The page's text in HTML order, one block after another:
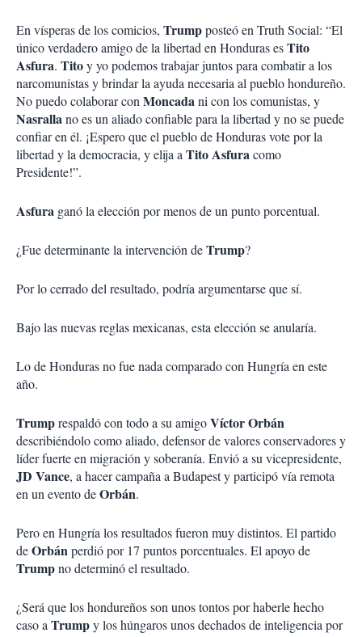
En vísperas de los comicios, Trumpposteó en Truth Social: “El
único verdadero amigo de la libertad en Honduras esTito
Asfura. Titoy yo podemos trabajar juntos para combatir a los
narcomunistas y brindar la ayuda necesaria al pueblo hondureño.
No puedo colaborar con Moncadani con los comunistas, y
Nasrallano es un aliado confiable para la libertad y no se puede
confiar en él. ¡Espero que el pueblo de Honduras vote por la
libertad y la democracia, y elija a Tito Asfuracomo
Presidente!”.
Asfura ganó la elección por menos de un punto porcentual.
¿Fue determinante la intervención deTrump?
Por lo cerrado del resultado, podría argumentarse que sí.
Bajo las nuevas reglas mexicanas, esta elección se anularía.
Lo de Honduras no fue nada comparado con Hungría en este
año.
Trumprespaldó con todo a su amigoVíctor Orbán
describiéndolo como aliado, defensor de valores conservadores y
líder fuerte en migración y soberanía. Envió a su vicepresidente,
JD Vance, a hacer campaña a Budapest y participó vía remota
en un evento deOrbán.
Pero en Hungría los resultados fueron muy distintos. El partido
deOrbánperdió por 17 puntos porcentuales. El apoyo de
Trumpno determinó el resultado.
¿Será que los hondureños son unos tontos por haberle hecho
caso a Trumpy los húngaros unos dechados de inteligencia por